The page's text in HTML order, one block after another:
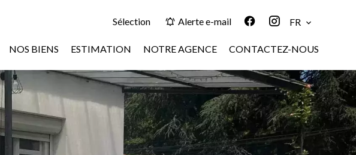
Sélection Alerte e-mail FR
NOS BIENS ESTIMATION NOTRE AGENCE CONTACTEZ-NOUS